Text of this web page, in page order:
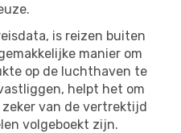
is reizen buiten
manier om
op de luchthaven te
helpt het om
van de vertrektijd
volgeboekt zijn.